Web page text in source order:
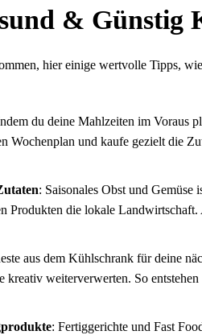
& Günstig
hier einige wertvolle Tipps,
du deine Mahlzeiten im Voraus
Wochenplan und kaufe gezielt die
: Saisonales Obst und Gemüse
Produkten die lokale
aus dem Kühlschrank für deine
kreativ weiterverwerten. So
: Fertiggerichte und Fast